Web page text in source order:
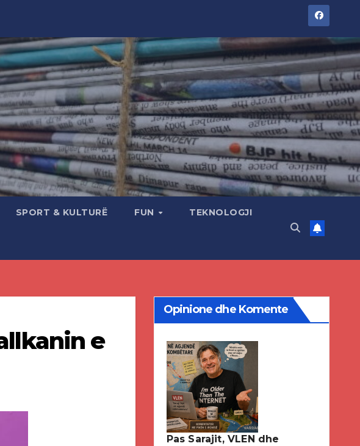
SPORT & KULTURË FUN TEKNOLOGJI
e
Opinione dhe Komente
Pas Sarajit, VLEN dhe